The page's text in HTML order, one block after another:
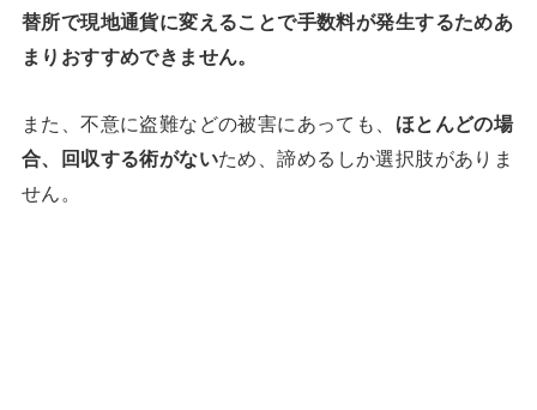
替所で現地通貨に変えることで手数料が発生するためあ
まりおすすめできません。
また、不意に盗難などの被害にあっても、 ほとんどの場
合、回収する術がないため、諦めるしか選択肢がありま
せん。